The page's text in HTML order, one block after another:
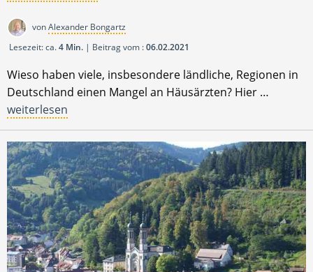
vonAlexander Bongartz
Lesezeit: ca.4 Min. | Beitrag vom :06.02.2021
Wieso haben viele, insbesondere ländliche, Regionen in
Deutschland einen Mangel an Häusärzten? Hier …
weiterlesen